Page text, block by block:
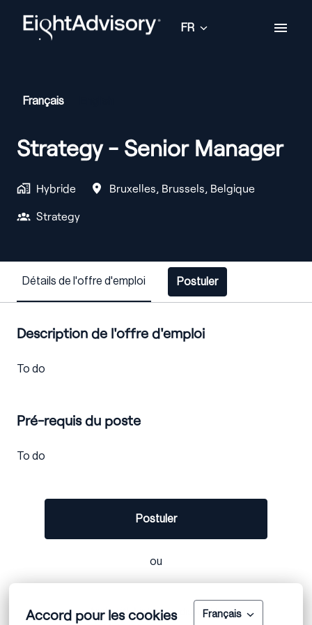
Accord pour les cookies Français
contenu
Page d'accueil
FR
Français
Strategy - Senior Manager
Hybride Bruxelles Brussels Belgique
Strategy
Détails de l'offre d'emploi Postuler
Description de l'offre d'emploi
To do
Pré-requis du poste
To do
Postuler
ou
Apply with Linkedinindisponible